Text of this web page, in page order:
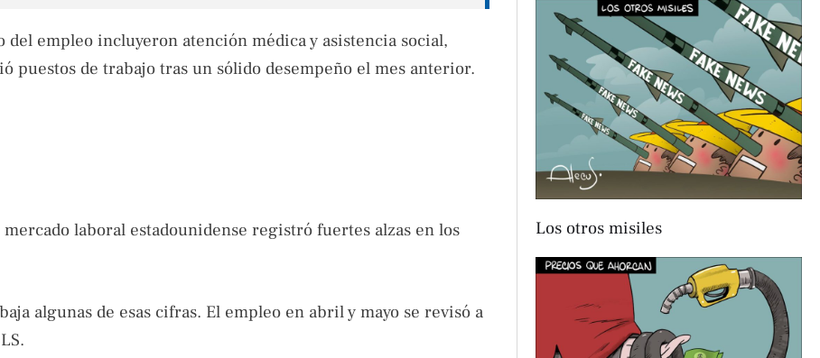
empleo incluyeron atención médica y asistencia social,
puestos de trabajo tras un sólido desempeño el mes anterior.
laboral estadounidense registró fuertes alzas en los
algunas de esas cifras. El empleo en abril y mayo se revisó a
Los otros misiles